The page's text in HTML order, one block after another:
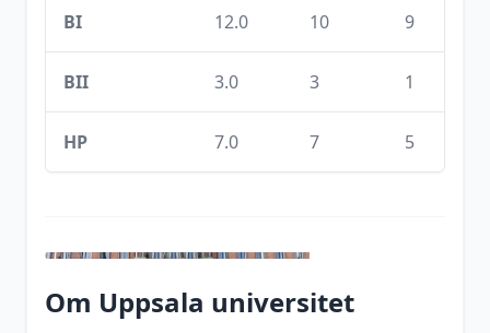
BI 12.0 10 9
BII 3.0 3 1
HP 7.0 7 5
Om Uppsala universitet